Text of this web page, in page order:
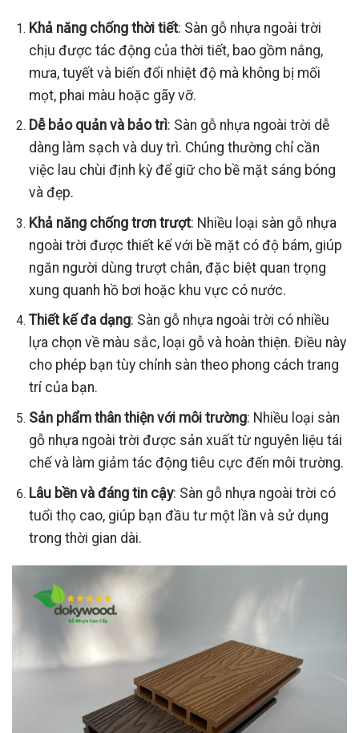
Khả năng chống thời tiết: Sàn gỗ nhựa ngoài trời
chịu được tác động của thời tiết, bao gồm nắng,
mưa, tuyết và biến đổi nhiệt độ mà không bị mối
mọt, phai màu hoặc gãy vỡ.
Dễ bảo quản và bảo trì: Sàn gỗ nhựa ngoài trời dễ
dàng làm sạch và duy trì. Chúng thường chỉ cần
việc lau chùi định kỳ để giữ cho bề mặt sáng bóng
và đẹp.
Khả năng chống trơn trượt: Nhiều loại sàn gỗ nhựa
ngoài trời được thiết kế với bề mặt có độ bám, giúp
ngăn người dùng trượt chân, đặc biệt quan trọng
xung quanh hồ bơi hoặc khu vực có nước.
Thiết kế đa dạng: Sàn gỗ nhựa ngoài trời có nhiều
lựa chọn về màu sắc, loại gỗ và hoàn thiện. Điều này
cho phép bạn tùy chỉnh sàn theo phong cách trang
trí của bạn.
Sản phẩm thân thiện với môi trường: Nhiều loại sàn
gỗ nhựa ngoài trời được sản xuất từ nguyên liệu tái
chế và làm giảm tác động tiêu cực đến môi trường.
Lâu bền và đáng tin cậy: Sàn gỗ nhựa ngoài trời có
tuổi thọ cao, giúp bạn đầu tư một lần và sử dụng
trong thời gian dài.